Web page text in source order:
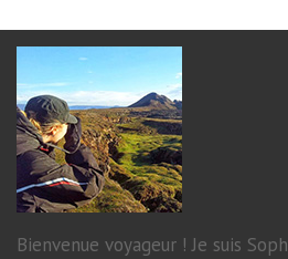
Bienvenue voyageur ! Je suis